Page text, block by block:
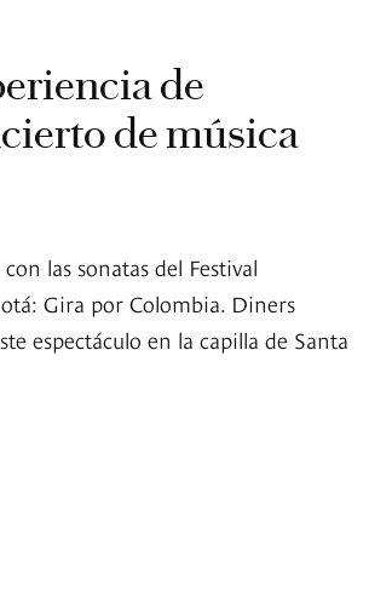
de
de música
las sonatas del Festival
Gira por Colombia. Diners
espectáculo en la capilla de Santa